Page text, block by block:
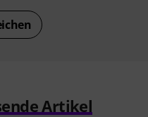
Artikel